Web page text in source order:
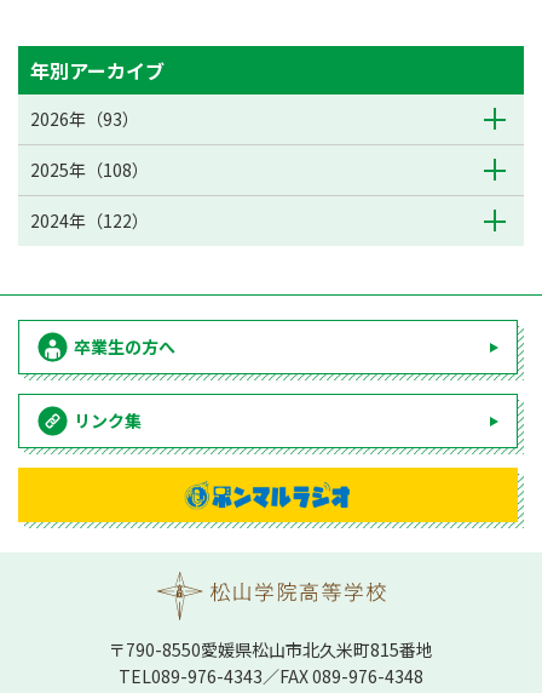
年別アーカイブ
2026年（93）
2025年（108）
2024年（122）
卒業生の方へ
リンク集
〒790-8550愛媛県松⼭市北久⽶町815番地
TEL089-976-4343／FAX 089-976-4348